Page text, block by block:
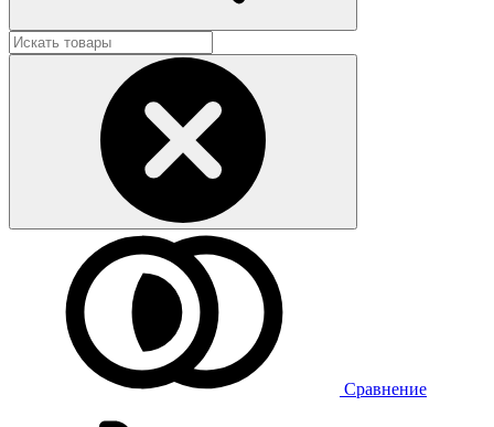
Сравнение